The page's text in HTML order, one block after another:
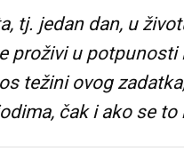
tj. jedan dan, u
proživi u
težini ovog
čak i ako se